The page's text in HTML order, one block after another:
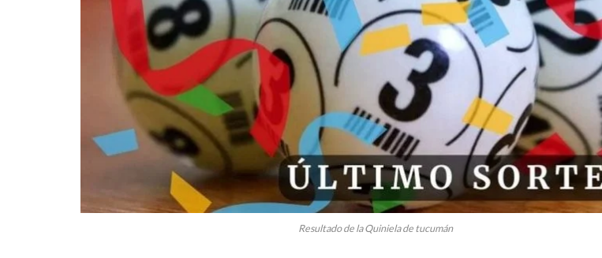
Resultado de la Quiniela de tucumán